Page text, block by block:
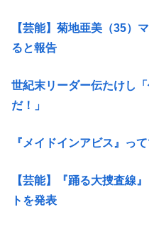
【芸能】菊地亜美（35）
ると報告
世紀末リーダー伝たけし
だ！」
『メイドインアビス』っ
【芸能】『踊る大捜査線
トを発表